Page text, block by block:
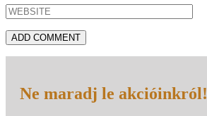
Ne maradj le akcióinkról!